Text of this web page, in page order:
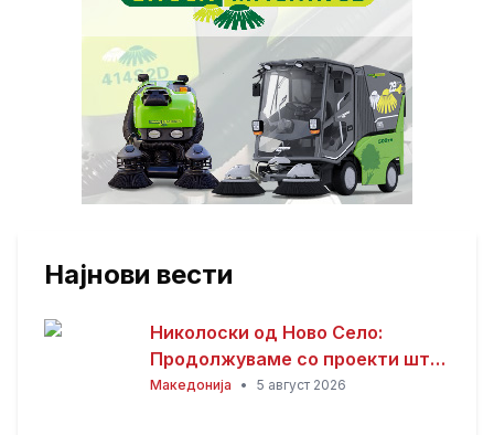
Најнови вести
Николоски од Ново Село:
Продолжуваме со проекти што
носат развој и подобар живот
Македонија • 5 август 2026